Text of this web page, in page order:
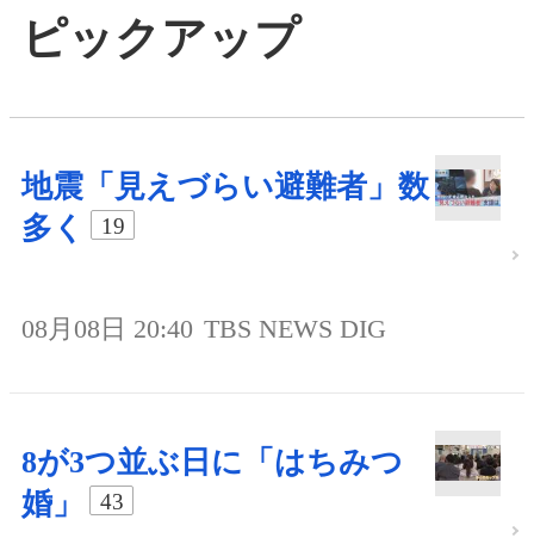
ピックアップ
地震「見えづらい避難者」数
多く
19
08月08日 20:40 TBS NEWS DIG
8が3つ並ぶ日に「はちみつ
婚」
43